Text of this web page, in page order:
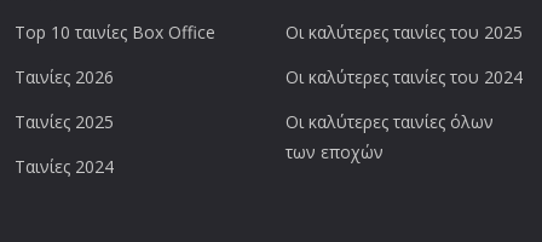
Top 10 ταινίες Box Office
Ταινίες 2026
Ταινίες 2025
Ταινίες 2024
Οι καλύτερες ταινίες του 2025
Οι καλύτερες ταινίες του 2024
Οι καλύτερες ταινίες όλων
των εποχών